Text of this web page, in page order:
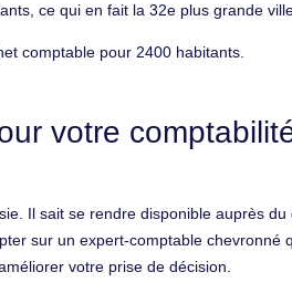
ce qui en fait la 32e plus grande
comptable pour 2400 habitants.
votre
Il sait se rendre disponible auprès du
sur un expert-comptable chevronné
votre prise de décision.